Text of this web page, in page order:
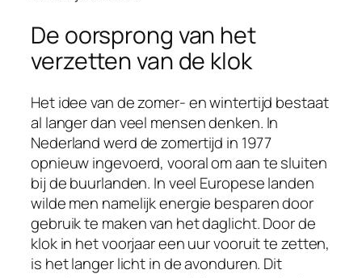
De oorsprong van het
verzetten van de klok
Het idee van de zomer- en wintertijd bestaat
al langer dan veel mensen denken. In
Nederland werd de zomertijd in 1977
opnieuw ingevoerd, vooral om aan te sluiten
bij de buurlanden. In veel Europese landen
wilde men namelijk energie besparen door
gebruik te maken van het daglicht. Door de
klok in het voorjaar een uur vooruit te zetten,
is het langer licht in de avonduren. Dit